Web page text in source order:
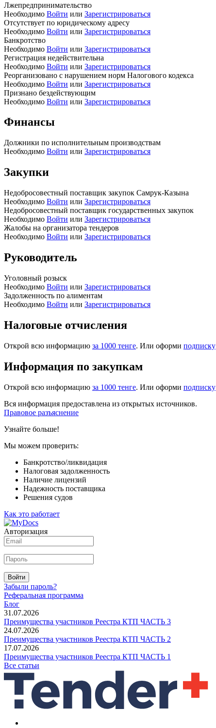
Лжепредпринимательство
Необходимо Войти или Зарегистрироваться
Отсутствует по юридическому адресу
Необходимо Войти или Зарегистрироваться
Банкротство
Необходимо Войти или Зарегистрироваться
Регистрация недействительна
Необходимо Войти или Зарегистрироваться
Реорганизовано с нарушением норм Налогового кодекса
Необходимо Войти или Зарегистрироваться
Признано бездействующим
Необходимо Войти или Зарегистрироваться
Финансы
Должники по исполнительным производствам
Необходимо Войти или Зарегистрироваться
Закупки
Недобросовестный поставщик закупок Самрук-Казына
Необходимо Войти или Зарегистрироваться
Недобросовестный поставщик государственных закупок
Необходимо Войти или Зарегистрироваться
Жалобы на организатора тендеров
Необходимо Войти или Зарегистрироваться
Руководитель
Уголовный розыск
Необходимо Войти или Зарегистрироваться
Задолженность по алиментам
Необходимо Войти или Зарегистрироваться
Налоговые отчисления
Открой всю информацию за 1000 тенге. Или оформи подписку
Информация по закупкам
Открой всю информацию за 1000 тенге. Или оформи подписку
Вся информация предоставлена из открытых источников.
Правовое разъяснение
Узнайте больше!
Мы можем проверить:
Банкротство/ликвидация
Налоговая задолженность
Наличие лицензий
Надежность поставщика
Решения судов
Как это работает
Авторизация
Войти
Забыли пароль?
Реферальная программа
Блог
31.07.2026
Преимущества участников Реестра КТП ЧАСТЬ 3
24.07.2026
Преимущества участников Реестра КТП ЧАСТЬ 2
17.07.2026
Преимущества участников Реестра КТП ЧАСТЬ 1
Все статьи